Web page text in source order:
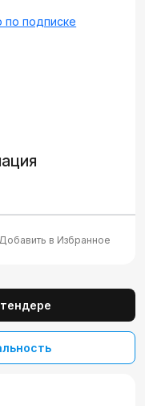
по подписке
Добавить в Избранное